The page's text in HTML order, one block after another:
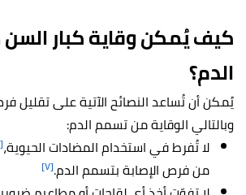
كيف يُمكن وقاية كبار
الدم؟
يُمكن أن تُساعد النصائح الآتية على تقليل
وبالتالي الوقاية من تسمم الدم:
لا تُفرط في استخدام المضادات الحيوية،[٤]
من فرص الإصابة بتسمم الدم.[٧]